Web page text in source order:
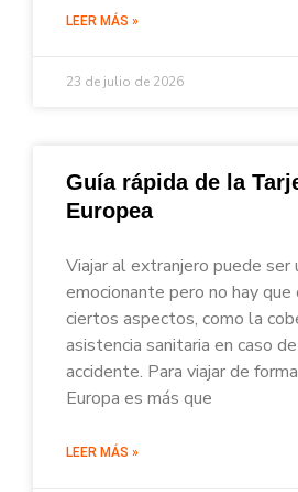
LEER MÁS »
23 de julio de 2026
Guía rápida de la
Europea
Viajar al extranjero puede ser
emocionante pero no hay
ciertos aspectos, como la
asistencia sanitaria en caso
accidente. Para viajar de
Europa es más que
LEER MÁS »